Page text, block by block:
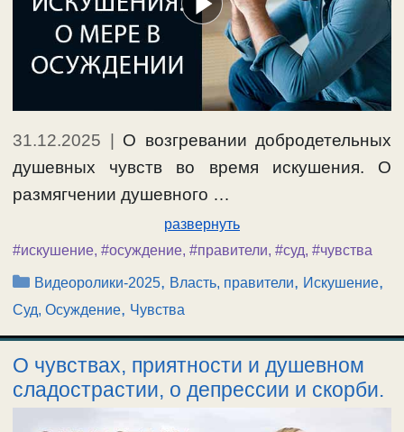
31.12.2025
О возгревании добродетельных
душевных чувств во время искушения. О
размягчении душевного …
развернуть
#искушение, #осуждение, #правители, #суд, #чувства
Рубрики
Видеоролики-2025, Власть, правители, Искушение,
Суд, Осуждение, Чувства
О чувствах, приятности и душевном
сладострастии, о депрессии и скорби.